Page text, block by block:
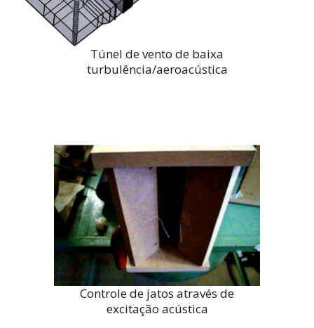
Túnel de vento de baixa
turbulência/aeroacústica
Controle de jatos através de
excitação acústica